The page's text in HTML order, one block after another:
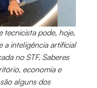
tecnicista pode, hoje,
a inteligência artificial
no STF. Saberes
economia e
alguns dos